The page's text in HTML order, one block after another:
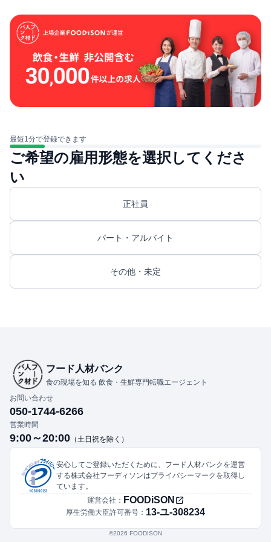
最短1分で登録できます
ご希望の雇用形態を選択してくださ
い
正社員
パート・アルバイト
その他・未定
フード人材バンク
食の現場を知る 飲食・生鮮専門転職エージェント
お問い合わせ
050-1744-6266
営業時間
9:00～20:00 （土日祝を除く）
安心してご登録いただくために、フード人材バンクを運営
する株式会社フーディソンはプライバシーマークを取得し
ています。
運営会社： FOODiSON
厚生労働大臣許可番号： 13-ユ-308234
©︎2026 FOODISON